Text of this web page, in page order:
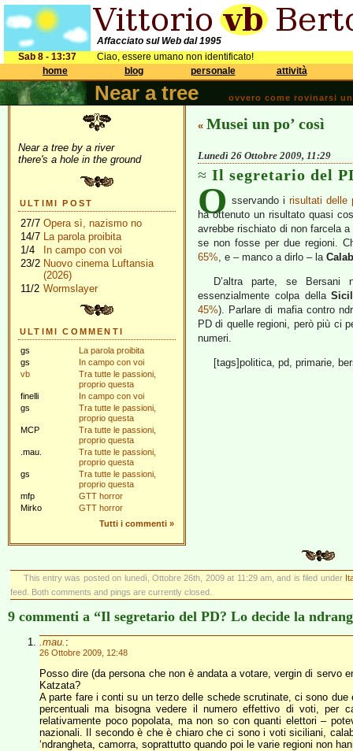
Affacciato sul Web dal 1995
Sab 8 - 13:37
Ciao, essere umano non identificato!
home
blog personale attività
Near a tree ovvero come rovinarsi
Near a tree by a river
there's a hole in the ground
ULTIMI POST
27/7 Opera sì, nazismo no
14/7 La parola proibita
1/4
In campo con voi
23/2 Nuovo cinema Luftansia
(2026)
11/2 Wormslayer
ULTIMI COMMENTI
gs
La parola proibita
gs
In campo con voi
vb
Tra tutte le passioni,
proprio questa
finelli
In campo con voi
gs
Tra tutte le passioni,
proprio questa
MCP
Tra tutte le passioni,
proprio questa
.mau.
Tra tutte le passioni,
proprio questa
gs
Tra tutte le passioni,
proprio questa
mfp
GTT horror
Mirko
GTT horror
Tutti i commenti »
« Musei un po’ così
Lunedì 26 Ottobre 2009, 11:29
Il segretario del
O sservando i risultati delle
ha ottenuto un risultato quasi
avrebbe rischiato di non farcela
se non fosse per due regioni.
65%, e – manco a dirlo – la
D’altra parte, se
essenzialmente colpa della
45%). Parlare di mafia contro
PD di quelle regioni, però più ci
numeri.
[tags]politica, pd, primarie,
This entry was posted on lunedì, Ottobre 26th, 2009 at 11:29 am, and is filed under
feed. Both comments and pings are currently closed.
9 commenti a “Il segretario del PD? Lo decide la
.mau. :
26 Ottobre 2009, 12:48
Posso dire (da persona che non è andata a votare, vergin di servo
Katzata?
A parte fare i conti su un terzo delle schede scrutinate, ci sono
percentuali ma bisogna vedere il numero effettivo di voti, per
relativamente poco popolata, ma non so con quanti elettori –
nazionali. Il secondo è che è chiaro che ci sono i voti siciliani,
‘ndrangheta, camorra, soprattutto quando poi le varie regioni non